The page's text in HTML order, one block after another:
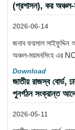
(প্রশাসন), কর
2026-06-14
জনাব ফয়সাল
অঞ্চল-ময়মনসিংহ এর
Download
জাতীয় রাজস্ব বোর্ড,
পুনর্গঠন সংক্রান্ত
2026-05-11